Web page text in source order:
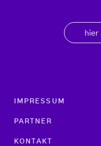
hier
Footer menu
IMPRESSUM
PARTNER
KONTAKT